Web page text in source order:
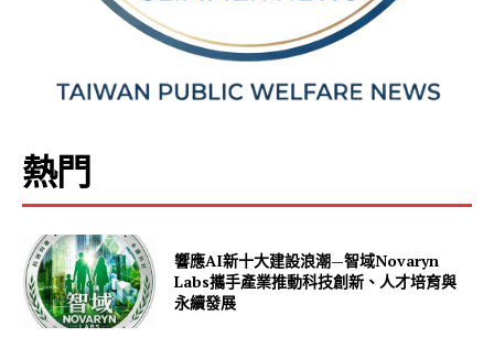
熱門
響應AI新十大建設浪潮—智域Novaryn
Labs攜手產業推動科技創新、人才培育與
永續發展